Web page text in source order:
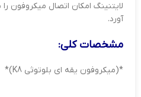
لایتنینگ امکان اتصال میکروفون
آورد.
مشخصات کلی:
*(میکروفون یقه ای بلوتوثی K8)*